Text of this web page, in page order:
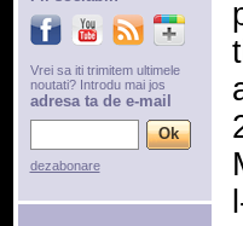
Vrei sa iti trimitem ultimele
noutati? Introdu mai jos
adresa ta de e-mail
dezabonare